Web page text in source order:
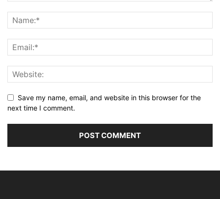
Save my name, email, and website in this browser for the
next time I comment.